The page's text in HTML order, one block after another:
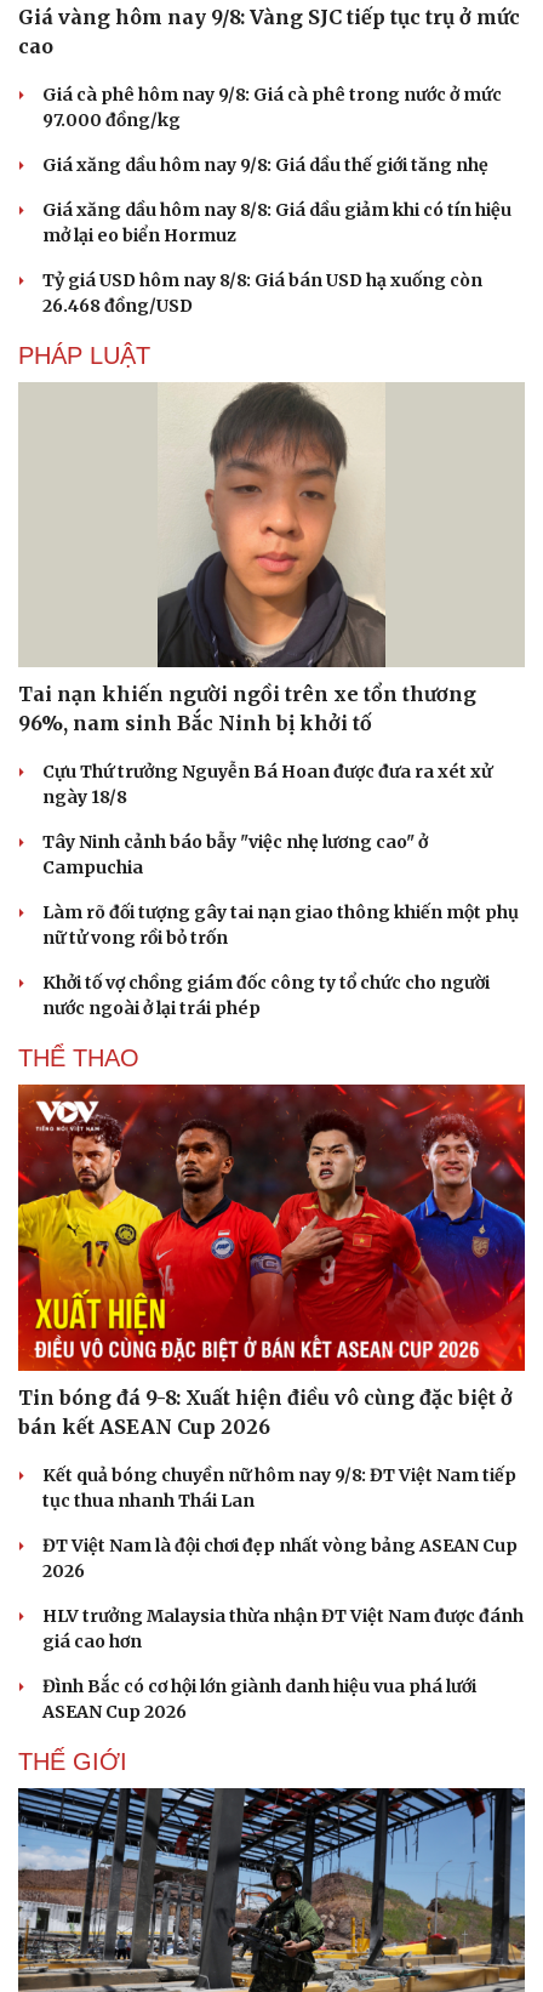
Du lịch
Tư vấn
check-in
Podcast
Kể chuyện cho bé
Hạt giống tâm hồn
Giá vàng hôm nay 9/8: Vàng SJC tiếp tục trụ ở mức
cao
Giá cà phê hôm nay 9/8: Giá cà phê trong nước ở mức
97.000 đồng/kg
Giá xăng dầu hôm nay 9/8: Giá dầu thế giới tăng nhẹ
Giá xăng dầu hôm nay 8/8: Giá dầu giảm khi có tín hiệu
mở lại eo biển Hormuz
Tỷ giá USD hôm nay 8/8: Giá bán USD hạ xuống còn
26.468 đồng/USD
PHÁP LUẬT
Tai nạn khiến người ngồi trên xe tổn thương
96%, nam sinh Bắc Ninh bị khởi tố
Cựu Thứ trưởng Nguyễn Bá Hoan được đưa ra xét xử
ngày 18/8
Tây Ninh cảnh báo bẫy "việc nhẹ lương cao" ở
Campuchia
Làm rõ đối tượng gây tai nạn giao thông khiến một phụ
nữ tử vong rồi bỏ trốn
Khởi tố vợ chồng giám đốc công ty tổ chức cho người
nước ngoài ở lại trái phép
THỂ THAO
Tin bóng đá 9-8: Xuất hiện điều vô cùng đặc biệt ở
bán kết ASEAN Cup 2026
Kết quả bóng chuyền nữ hôm nay 9/8: ĐT Việt Nam tiếp
tục thua nhanh Thái Lan
ĐT Việt Nam là đội chơi đẹp nhất vòng bảng ASEAN Cup
2026
HLV trưởng Malaysia thừa nhận ĐT Việt Nam được đánh
giá cao hơn
Đình Bắc có cơ hội lớn giành danh hiệu vua phá lưới
ASEAN Cup 2026
THẾ GIỚI